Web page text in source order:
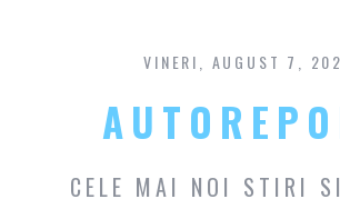
content
VINERI, AUGUST 7,
CELE MAI NOI STIRI